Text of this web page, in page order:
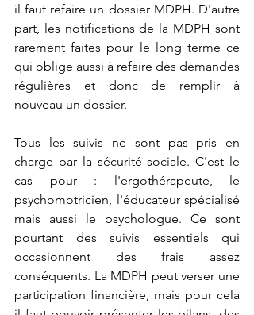
il faut refaire un dossier MDPH. D'autre
part, les notifications de la MDPH sont
rarement faites pour le long terme ce
qui oblige aussi à refaire des demandes
régulières et donc de remplir à
nouveau un dossier.
Tous les suivis ne sont pas pris en
charge par la sécurité sociale. C'est le
cas pour : l'ergothérapeute, le
psychomotricien, l'éducateur spécialisé
mais aussi le psychologue. Ce sont
pourtant des suivis essentiels qui
occasionnent des frais assez
conséquents. La MDPH peut verser une
participation financière, mais pour cela